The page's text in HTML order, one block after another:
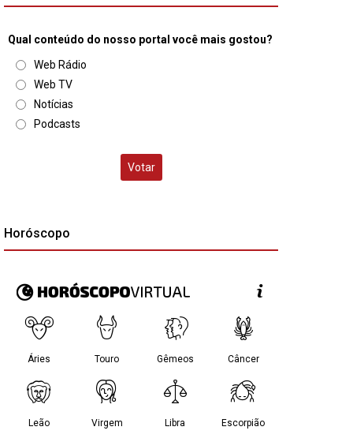
Qual conteúdo do nosso portal você mais gostou?
Web Rádio
Web TV
Notícias
Podcasts
Votar
Horóscopo